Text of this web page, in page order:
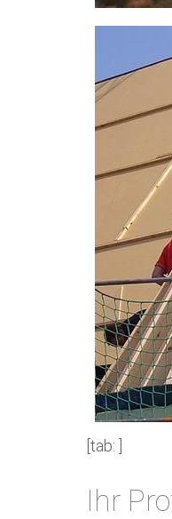
[tab: ]
Ihr